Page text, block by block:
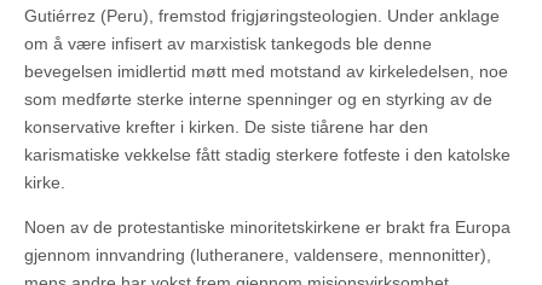
Gutiérrez (Peru), fremstod frigjøringsteologien. Under anklage
om å være infisert av marxistisk tankegods ble denne
bevegelsen imidlertid møtt med motstand av kirkeledelsen, noe
som medførte sterke interne spenninger og en styrking av de
konservative krefter i kirken. De siste tiårene har den
karismatiske vekkelse fått stadig sterkere fotfeste i den katolske
kirke.
Noen av de protestantiske minoritetskirkene er brakt fra Europa
gjennom innvandring (lutheranere, valdensere, mennonitter),